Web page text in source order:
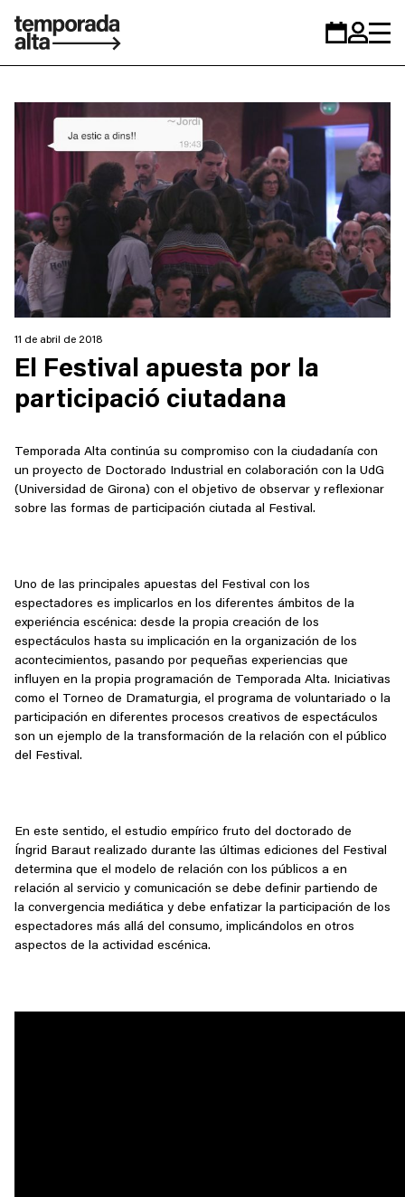
Temporada
personal
11 de abril de 2018
El Festival apuesta por la
participació ciutadana
Temporada Alta continúa su compromiso con la ciudadanía con
un proyecto de Doctorado Industrial en colaboración con la UdG
(Universidad de Girona) con el objetivo de observar y reflexionar
sobre las formas de participación ciutada al Festival.
Uno de las principales apuestas del Festival con los
espectadores es implicarlos en los diferentes ámbitos de la
experiéncia escénica: desde la propia creación de los
espectáculos hasta su implicación en la organización de los
acontecimientos, pasando por pequeñas experiencias que
influyen en la propia programación de Temporada Alta. Iniciativas
como el Torneo de Dramaturgia, el programa de voluntariado o la
participación en diferentes procesos creativos de espectáculos
son un ejemplo de la transformación de la relación con el público
del Festival.
En este sentido, el estudio empírico fruto del doctorado de
Íngrid Baraut realizado durante las últimas ediciones del Festival
determina que el modelo de relación con los públicos a en
relación al servicio y comunicación se debe definir partiendo de
la convergencia mediática y debe enfatizar la participación de los
espectadores más allá del consumo, implicándolos en otros
aspectos de la actividad escénica.